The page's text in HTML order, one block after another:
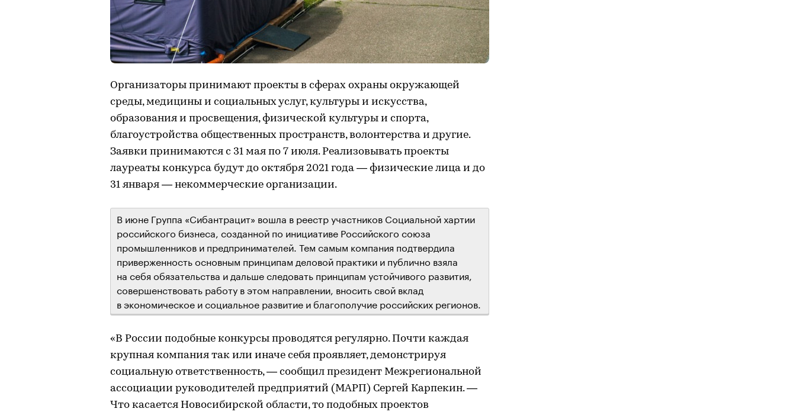
Организаторы принимают проекты в сферах охраны окружающей
среды, медицины и социальных услуг, культуры и искусства,
образования и просвещения, физической культуры и спорта,
благоустройства общественных пространств, волонтерства и другие.
Заявки принимаются с 31 мая по 7 июля. Реализовывать проекты
лауреаты конкурса будут до октября 2021 года — физические лица и до
31 января — некоммерческие организации.
В июне Группа «Сибантрацит» вошла в реестр участников Социальной хартии
российского бизнеса, созданной по инициативе Российского союза
промышленников и предпринимателей. Тем самым компания подтвердила
приверженность основным принципам деловой практики и публично взяла
на себя обязательства и дальше следовать принципам устойчивого развития,
совершенствовать работу в этом направлении, вносить свой вклад
в экономическое и социальное развитие и благополучие российских регионов.
«В России подобные конкурсы проводятся регулярно. Почти каждая
крупная компания так или иначе себя проявляет, демонстрируя
социальную ответственность, — сообщил президент Межрегиональной
ассоциации руководителей предприятий (МАРП) Сергей Карпекин. —
Что касается Новосибирской области, то подобных проектов